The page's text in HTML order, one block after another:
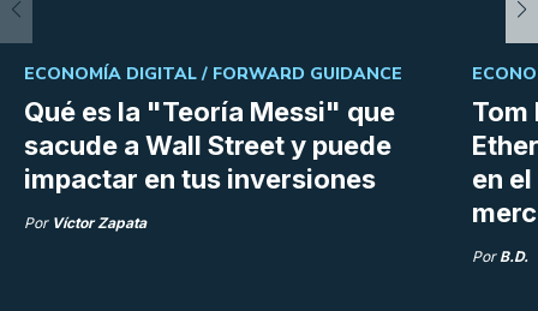
Qué es la "Teoría Messi" que
sacude a Wall Street y puede
impactar en tus inversiones
ECONOMÍA DIGITAL / FORWARD GUIDANCE
Por Víctor Zapata
Tom
en
Por B.D.